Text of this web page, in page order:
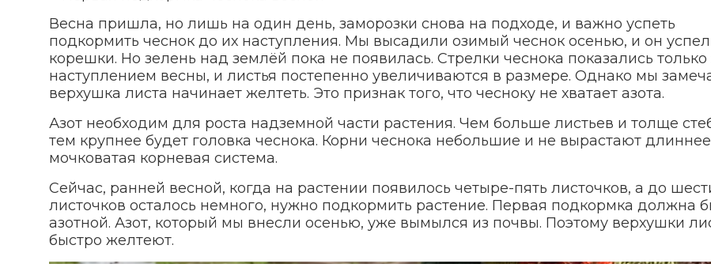
Весна пришла, но лишь на один день, заморозки снова на подходе, и важно успеть
подкормить чеснок до их наступления. Мы высадили озимый чеснок осенью, и он
корешки. Но зелень над землёй пока не появилась. Стрелки чеснока показались только
наступлением весны, и листья постепенно увеличиваются в размере. Однако мы
верхушка листа начинает желтеть. Это признак того, что чесноку не хватает азота.
Азот необходим для роста надземной части растения. Чем больше листьев и толще
тем крупнее будет головка чеснока. Корни чеснока небольшие и не вырастают
мочковатая корневая система.
Сейчас, ранней весной, когда на растении появилось четыре-пять листочков, а до
листочков осталось немного, нужно подкормить растение. Первая подкормка должна
азотной. Азот, который мы внесли осенью, уже вымылся из почвы. Поэтому верхушки
быстро желтеют.